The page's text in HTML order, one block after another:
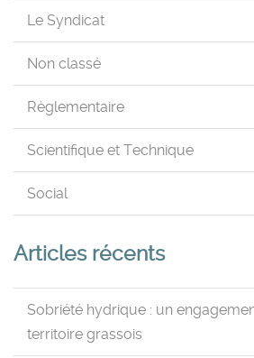
Le Syndicat
Non classé
Règlementaire
Scientifique et Technique
Social
Articles récents
Sobriété hydrique : un
territoire grassois